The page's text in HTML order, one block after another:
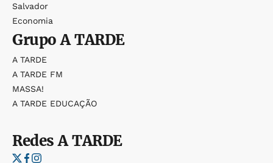
Salvador
Economia
GrupoA TARDE
A TARDE
A TARDE FM
MASSA!
A TARDE EDUCAÇÃO
RedesA TARDE